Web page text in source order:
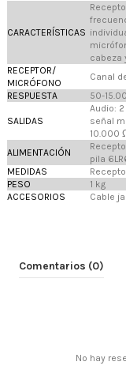
CARACTERÍSTICAS
cabeza
RECEPTOR/
MICRÓFONO
Canal
RESPUESTA
50-
SALIDAS
Audio:
señal
10.000
ALIMENTACIÓN
pila
MEDIDAS
PESO
1 kg
ACCESORIOS
Cable
Comentarios (0)
No hay